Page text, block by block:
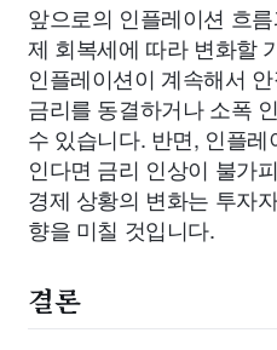
앞으로의 인플레이션 흐
제 회복세에 따라 변화할
인플레이션이 계속해서
금리를 동결하거나 소폭
수 있습니다. 반면, 인플
인다면 금리 인상이 불가
경제 상황의 변화는 투자
향을 미칠 것입니다.
결론